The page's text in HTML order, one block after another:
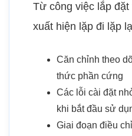
Từ công việc lắp
xuất hiện lặp đi lặp
Căn chỉnh theo
thức phần cứng
Các lỗi cài đặt
khi bắt đầu sử
Giai đoạn điều